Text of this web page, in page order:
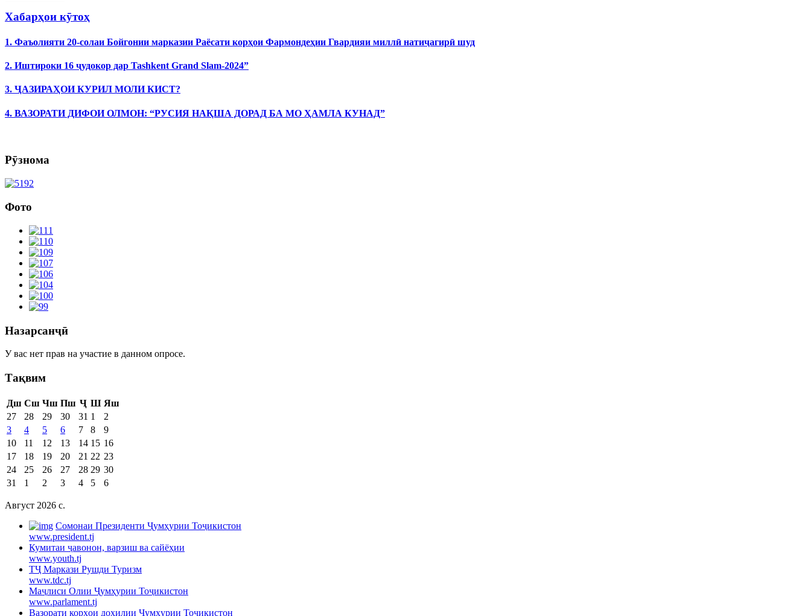
Хабарҳои кӯтоҳ
1. Фаъолияти 20-солаи Бойгонии марказии Раёсати корҳои Фармондеҳии Гвардияи миллӣ натиҷагирӣ шуд
2. Иштироки 16 ҷудокор дар Tashkent Grand Slam-2024”
3. ҶАЗИРАҲОИ КУРИЛ МОЛИ КИСТ?
4. ВАЗОРАТИ ДИФОИ ОЛМОН: “РУСИЯ НАҚША ДОРАД БА МО ҲАМЛА КУНАД”
Рӯзнома
Фото
Назарсанҷӣ
У вас нет прав на участие в данном опросе.
Тақвим
Дш Сш Чш Пш Ҷ Ш Яш
27
28 29 30 31 1
2
3
4 5 6 7 8
9
10
11 12 13 14 15 16
17
18 19 20 21 22 23
24
25 26 27 28 29 30
31
1 2 3 4 5 6
Август 2026 c.
Cомонаи Президенти Ҷумҳурии Тоҷикистон
www.president.tj
Кумитаи ҷавонон, варзиш ва сайёҳии
www.youth.tj
ТҶ Маркази Рушди Туризм
www.tdc.tj
Маҷлиси Олии Ҷумҳурии Тоҷикистон
www.parlament.tj
Вазорати корҳои дохилии Ҷумҳурии Тоҷикистон